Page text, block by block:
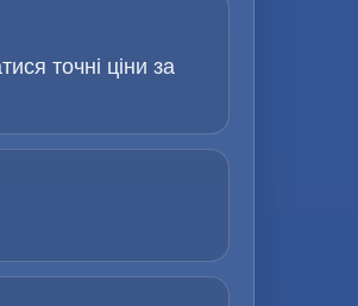
точні ціни за